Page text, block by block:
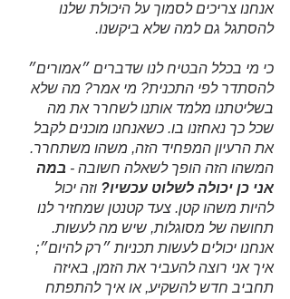
אנחנו צריכים לסמוך על היכולת שלנו
להסתגל גם למה שלא ביקשנו.
כי מי בכלל הבטיח לנו שדברים ״אמורים״
להסתדר לפי התכנית? מי אמר? מה שלא
בשליטתנו מלמד אותנו לשחרר את מה
שכל כך נאחזנו בו. כשאנחנו מוכנים לקבל
את הרעיון המפחיד הזה, משהו משתחרר.
המשהו הזה הופך לשאלה חשובה - במה
אני כן יכולה לשלוט עכשיו? וזה יכול
להיות משהו קטן. צעד קטנטן שמחזיר לנו
תחושה של מסוגלות, שיש מה לעשות.
אנחנו יכולים לעשות תכניות ״רק להיום״;
איך אני רוצה להעביר את הזמן, באיזה
תחביב חדש להשקיע, או איך להתפתח